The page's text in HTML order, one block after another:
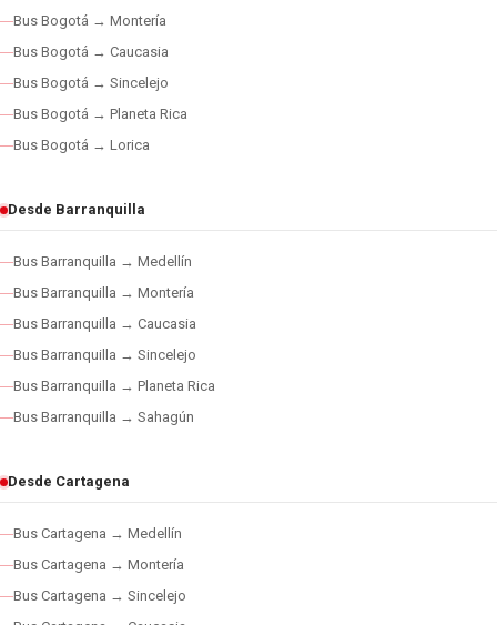
Bus Bogotá → Montería
Bus Bogotá → Caucasia
Bus Bogotá → Sincelejo
Bus Bogotá → Planeta Rica
Bus Bogotá → Lorica
Desde Barranquilla
Bus Barranquilla → Medellín
Bus Barranquilla → Montería
Bus Barranquilla → Caucasia
Bus Barranquilla → Sincelejo
Bus Barranquilla → Planeta Rica
Bus Barranquilla → Sahagún
Desde Cartagena
Bus Cartagena → Medellín
Bus Cartagena → Montería
Bus Cartagena → Sincelejo